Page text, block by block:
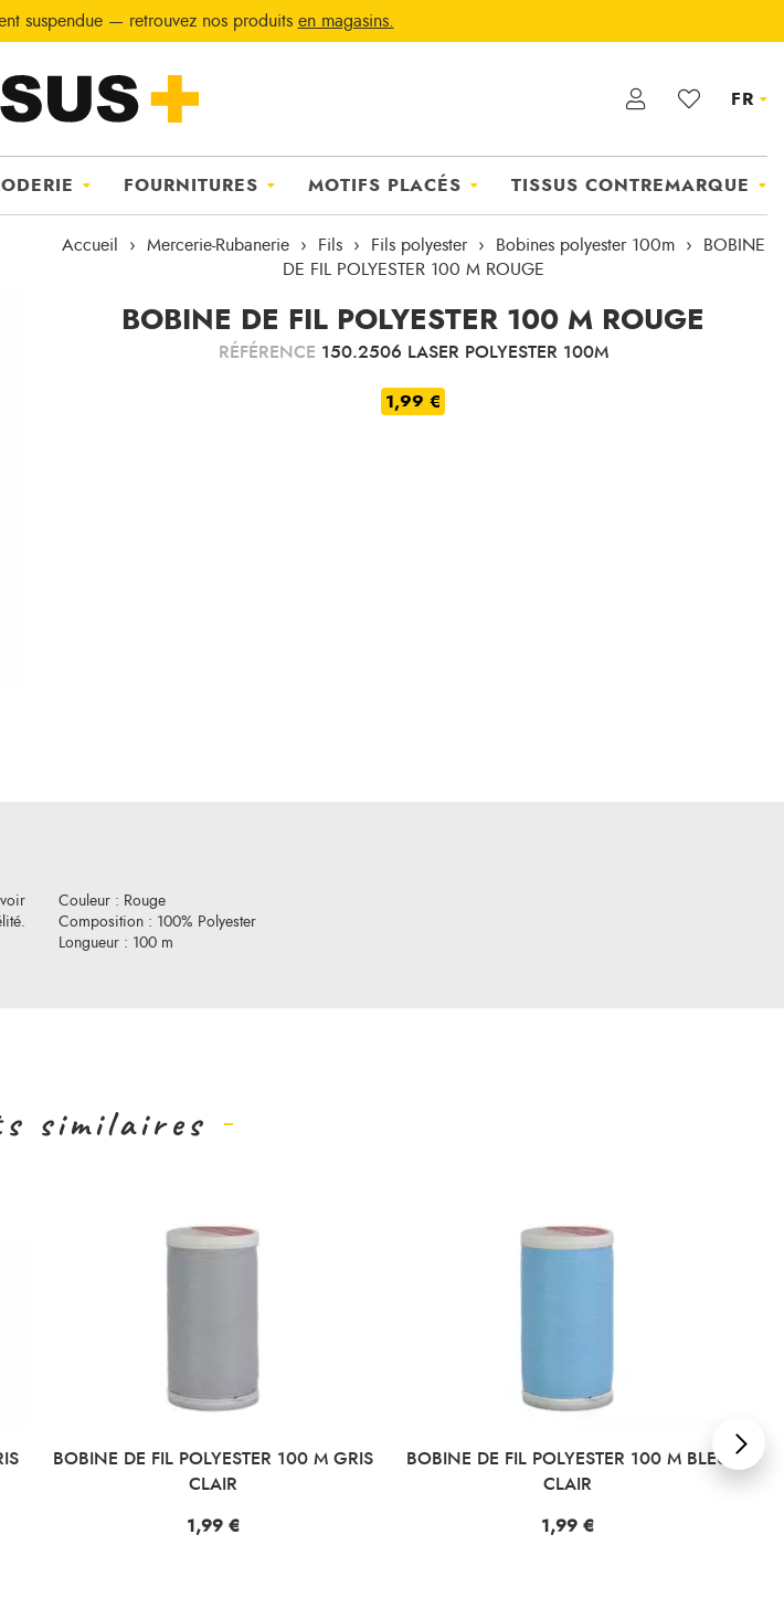
suspendue — retrouvez nos produits en magasins.
FR
FOURNITURES MOTIFS PLACÉS TISSUS CONTREMARQUE
Accueil Mercerie-Rubanerie Fils Fils polyester Bobines polyester 100m
BOBINE
DE FIL POLYESTER 100 M ROUGE
BOBINE DE FIL POLYESTER 100 M ROUGE
RÉFÉRENCE 150.2506 LASER POLYESTER 100M
1,99 €
Couleur : Rouge
Composition : 100% Polyester
Longueur : 100 m
similaires
100 M GRIS
BOBINE DE FIL POLYESTER 100 M BLEU
BOBINE DE FIL